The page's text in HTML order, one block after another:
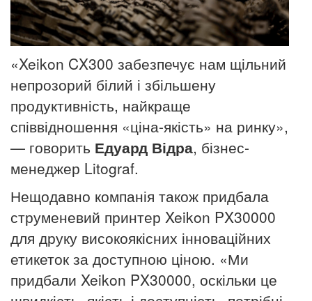
«Xeikon CX300 забезпечує нам щільний
непрозорий білий і збільшену
продуктивність, найкраще
співвідношення «ціна-якість» на ринку»,
— говорить Едуард Відра, бізнес-
менеджер Litograf.
Нещодавно компанія також придбала
струменевий принтер Xeikon PX30000
для друку високоякісних інноваційних
етикеток за доступною ціною. «Ми
придбали Xeikon PX30000, оскільки це